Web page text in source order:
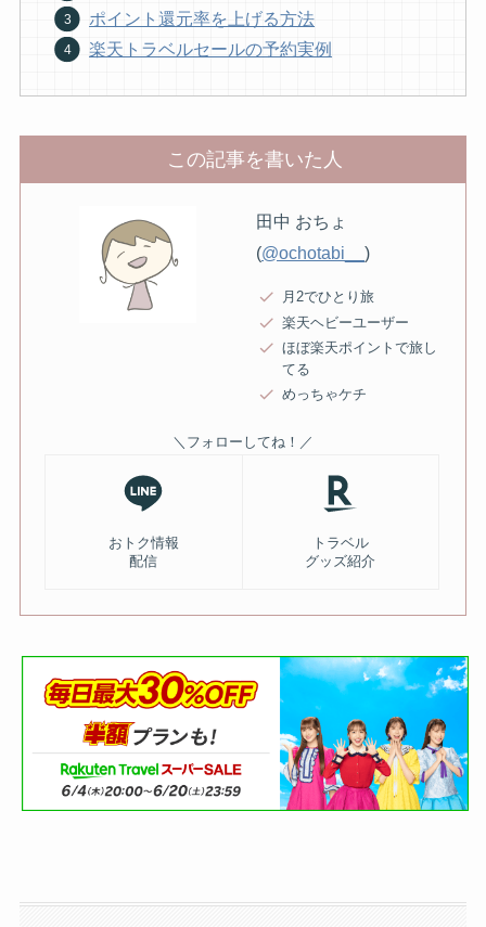
ポイント還元率を上げる方法
楽天トラベルセールの予約実例
この記事を書いた人
田中 おちょ
(@ochotabi__)
月2でひとり旅
楽天ヘビーユーザー
ほぼ楽天ポイントで旅し
てる
めっちゃケチ
＼フォローしてね！／
おトク情報
配信
トラベル
グッズ紹介